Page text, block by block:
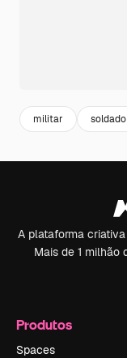
militar soldado
A plataforma
Mais de 1 milhão
Produtos
Spaces